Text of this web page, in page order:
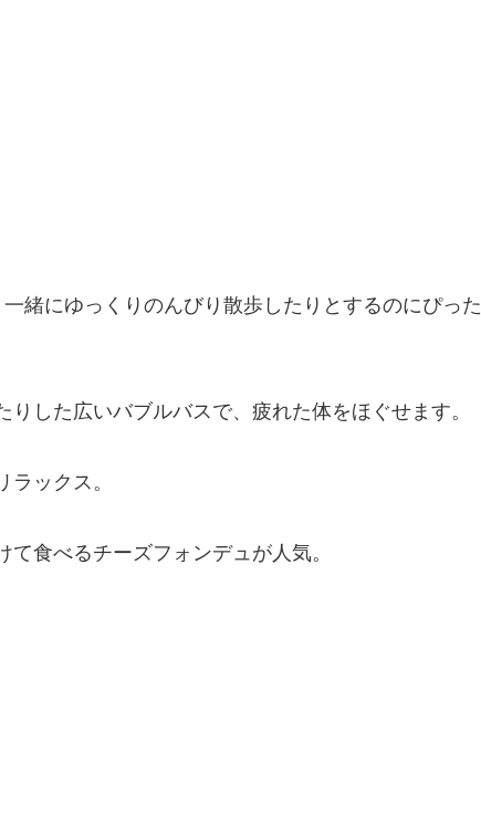
緒にゆっくりのんびり散歩したりとするのにぴった
した広いバブルバスで、疲れた体をほぐせます。
ックス。
食べるチーズフォンデュが人気。